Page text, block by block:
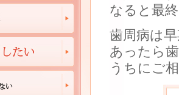
なると最
歯周病は
あったら
うちにご